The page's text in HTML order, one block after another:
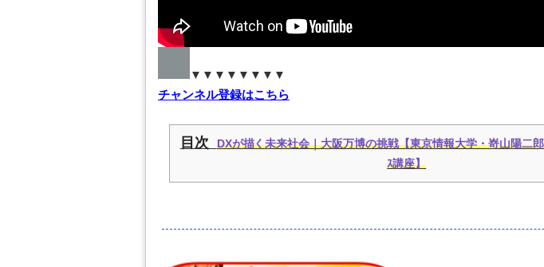
▼▼▼▼▼▼▼▼
チャンネル登録はこちら
目次
DXが描く未来社会｜大阪万博の挑戦【東京情報大学・嵜山陽二
ｽ講座】